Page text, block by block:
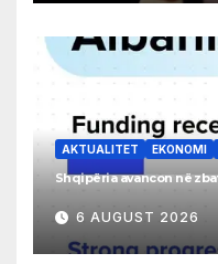
AKTUALITET EKONOMI
Shqipëria avancon në
6 AUGUST 2026